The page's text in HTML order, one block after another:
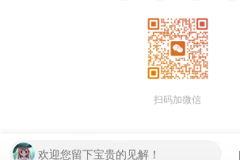
扫码加微信
欢迎您留下宝贵的见解！